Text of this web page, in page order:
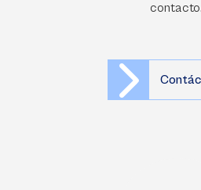
contacto.